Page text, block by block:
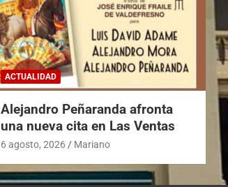
ACTUALIDAD
Alejandro Peñaranda afronta
una nueva cita en Las Ventas
6 agosto, 2026 Mariano